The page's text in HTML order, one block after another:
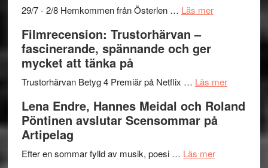
–
och
lättsam
29/7 - 2/8 Hemkommen från Österlen … Läs merom
2026
I
Delvis
genrens
Filmrecension: Trustorhärvan –
fascinerande, spännande och ger
mycket att tänka på
Trustorhärvan Betyg 4 Premiär på Netflix … Läs merom
Lena Endre, Hannes Meidal och Roland
Pöntinen avslutar Scensommar på
Artipelag
Efter en sommar fylld av musik, poesi … Läs merom